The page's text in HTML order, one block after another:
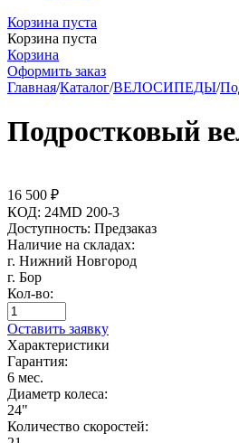
Корзина пуста
Корзина пуста
Корзина
Оформить заказ
Главная/Каталог/ВЕЛОСИПЕДЫ/
Подростковый
16 500 ₽
КОД: 24MD 200-3
Доступность: Предзаказ
Наличие на складах:
г. Нижний Новгород
г. Бор
Кол-во:
Оставить заявку
Характеристики
Гарантия:
6 мес.
Диаметр колеса:
24"
Количество скоростей: